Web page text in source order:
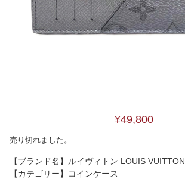
¥49,800
売り切れました。
【ブランド名】ルイヴィトン LOUIS VUITTON
【カテゴリー】コインケース